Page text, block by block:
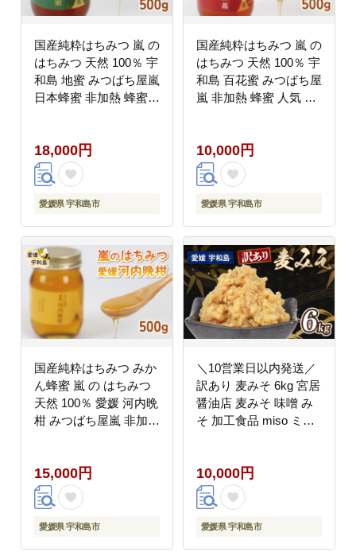
国産純粋はちみつ 嵐 の
はちみつ 天然 100％ 宇
和島 地蜜 みつばち屋嵐
日本蜂蜜 非加熱 蜂蜜
つ 日本はちみつ ピュア
ハニー パン ジャム 日
本ミツバチ 国産 愛媛
F018-129004
18,000円
愛媛県 宇和島市
国産純粋はちみつ 嵐 の
はちみつ 天然 100％ 宇
和島 百花蜜 みつばち屋
嵐 非加熱 蜂蜜 人気 国
ちみつ ピュア ハニー
パン ジャム 国産 愛媛
F010-129002
10,000円
愛媛県 宇和島市
国産純粋はちみつ みか
ん蜂蜜 嵐 の はちみつ
天然 100％ 愛媛 河内晩
柑 みつばち屋嵐 非加熱
かん蜂蜜 みかんはちみ
つ 蜜柑 みかん mikan
ピュア ハニー パン ジ
ャム 国産 宇和島 F015-
15,000円
愛媛県 宇和島市
＼10営業日以内発送／
訳あり 麦みそ 6kg 宮居
醤油店 麦みそ 味噌 み
そ 加工食品 miso ミソ
みそ汁 味噌おにぎり 味
噌漬け 味噌煮 野菜 ス
ティック 麦 手作り こ
だわり 国産 愛媛 宇和
10,000円
愛媛県 宇和島市